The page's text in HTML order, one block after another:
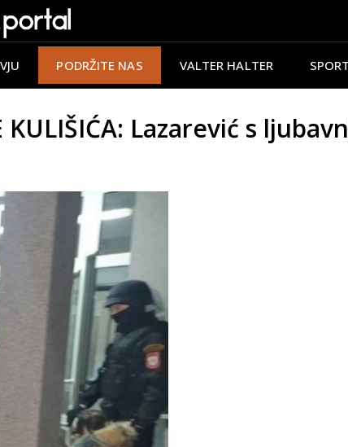
PODRŽITE NAS VALTER HALTER SPORT
KULIŠIĆA: Lazarević s